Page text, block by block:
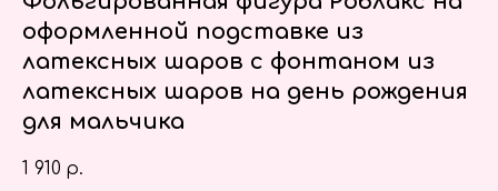
оформленной подставке из
латексных шаров с фонтаном из
латексных шаров на день рождения
для мальчика
1 910 р.